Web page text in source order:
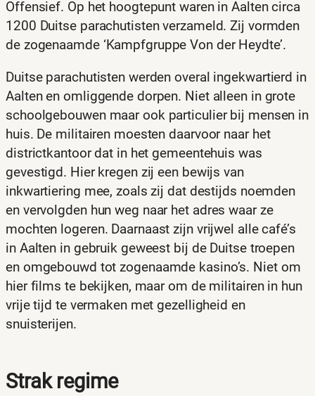
Offensief. Op het hoogtepunt waren in Aalten circa
1200 Duitse parachutisten verzameld. Zij vormden
de zogenaamde ‘Kampfgruppe Von der Heydte’.
Duitse parachutisten werden overal ingekwartierd in
Aalten en omliggende dorpen. Niet alleen in grote
schoolgebouwen maar ook particulier bij mensen in
huis. De militairen moesten daarvoor naar het
districtkantoor dat in het gemeentehuis was
gevestigd. Hier kregen zij een bewijs van
inkwartiering mee, zoals zij dat destijds noemden
en vervolgden hun weg naar het adres waar ze
mochten logeren. Daarnaast zijn vrijwel alle café’s
in Aalten in gebruik geweest bij de Duitse troepen
en omgebouwd tot zogenaamde kasino’s. Niet om
hier films te bekijken, maar om de militairen in hun
vrije tijd te vermaken met gezelligheid en
snuisterijen.
Strak regime